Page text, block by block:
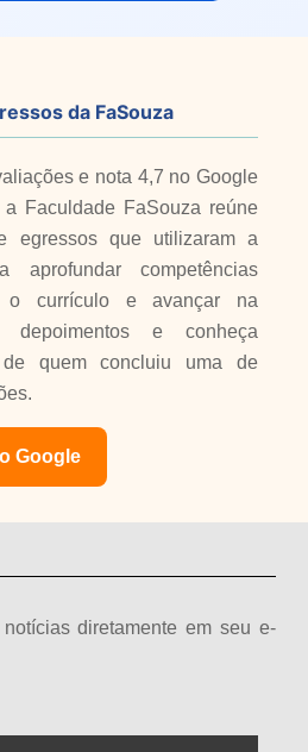
da FaSouza
e nota 4,7 no Google
Faculdade FaSouza reúne
egressos que utilizaram a
aprofundar competências
o currículo e avançar na
e conheça
de quem concluiu uma de
Google
diretamente em seu e-